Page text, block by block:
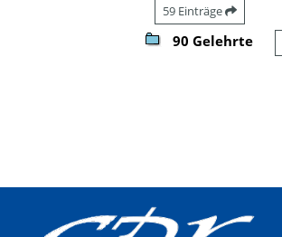
59 Einträge
90 Gelehrte